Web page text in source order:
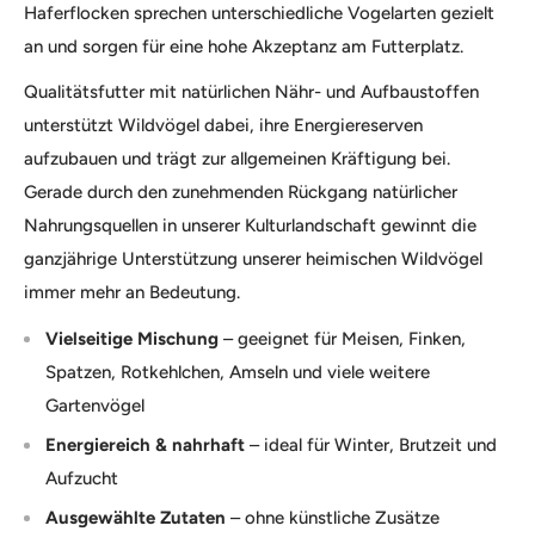
Haferflocken sprechen unterschiedliche Vogelarten gezielt
an und sorgen für eine hohe Akzeptanz am Futterplatz.
Qualitätsfutter mit natürlichen Nähr- und Aufbaustoffen
unterstützt Wildvögel dabei, ihre Energiereserven
aufzubauen und trägt zur allgemeinen Kräftigung bei.
Gerade durch den zunehmenden Rückgang natürlicher
Nahrungsquellen in unserer Kulturlandschaft gewinnt die
ganzjährige Unterstützung unserer heimischen Wildvögel
immer mehr an Bedeutung.
Vielseitige Mischung – geeignet für Meisen, Finken,
Spatzen, Rotkehlchen, Amseln und viele weitere
Gartenvögel
Energie­reich & nahrhaft – ideal für Winter, Brutzeit und
Aufzucht
Ausgewählte Zutaten – ohne künstliche Zusätze